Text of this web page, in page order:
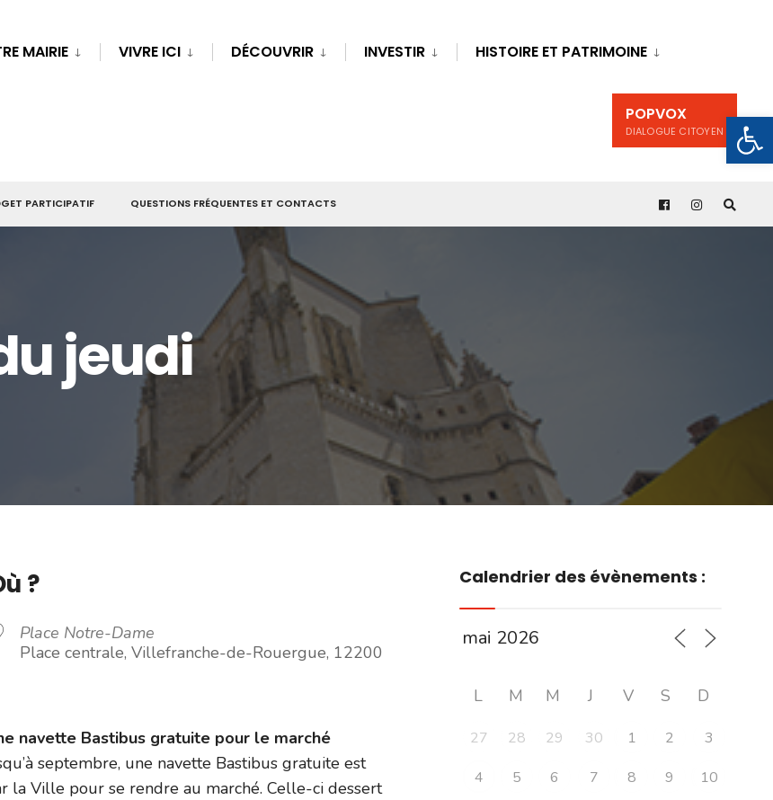
MAIRIE VIVRE ICI DÉCOUVRIR INVESTIR HISTOIRE ET PATRIMOINE
POPVOX
DIALOGUE CITOYEN
PARTICIPATIF QUESTIONS FRÉQUENTES ET CONTACTS
jeudi
?
Place Notre-Dame
Place centrale, Villefranche-de-Rouergue, 12200
navette Bastibus gratuite pour le marché
septembre, une navette Bastibus gratuite est
la Ville pour se rendre au marché. Celle-ci dessert
Calendrier des évènements :
L M M J V S D
27 28 29 30 1 2
3
4
5 6 7 8 9
10